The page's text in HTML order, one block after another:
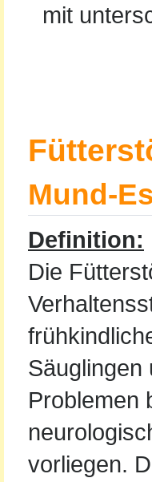
mit
Mund-
Definition:
Die
Säuglingen
Problemen
vorliegen.